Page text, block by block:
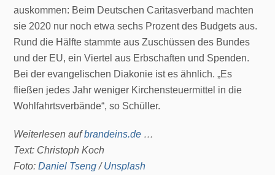
auskommen: Beim Deutschen Caritasverband machten
sie 2020 nur noch etwa sechs Prozent des Budgets aus.
Rund die Hälfte stammte aus Zuschüssen des Bundes
und der EU, ein Viertel aus Erbschaften und Spenden.
Bei der evangelischen Diakonie ist es ähnlich. „Es
fließen jedes Jahr weniger Kirchensteuermittel in die
Wohlfahrtsverbände“, so Schüller.
Weiterlesen aufbrandeins.de …
Text: Christoph Koch
Foto:Daniel Tseng/Unsplash